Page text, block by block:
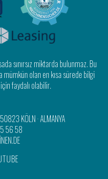
sınırsız miktarda bulunmaz. Bu
olan en kısa sürede bilgi
faydalı olabilir.
50823 KÖLN · ALMANYA
56 58